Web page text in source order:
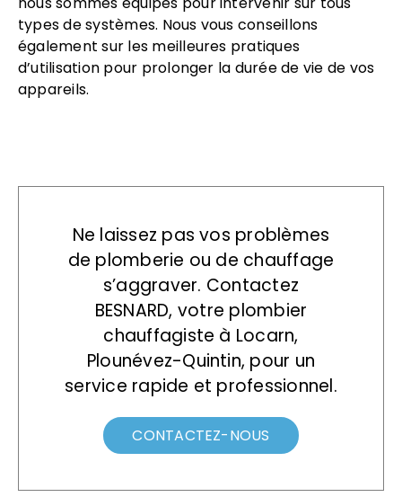
types de systèmes. Nous vous conseillons
également sur les meilleures pratiques
d’utilisation pour prolonger la durée de vie de vos
appareils.
Ne laissez pas vos problèmes
de plomberie ou de chauffage
s’aggraver. Contactez
BESNARD, votre plombier
chauffagiste à Locarn,
Plounévez-Quintin, pour un
service rapide et professionnel.
CONTACTEZ-NOUS